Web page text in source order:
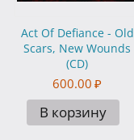
Act Of Defiance - Old
Scars, New Wounds
(CD)
600.00 ₽
В корзину